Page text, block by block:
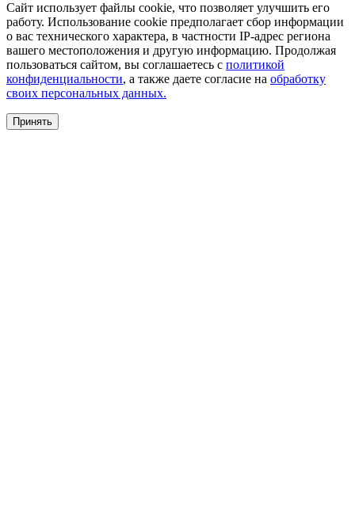
Сайт использует файлы cookie, что позволяет улучшить его
работу. Использование cookie предполагает сбор информации
о вас технического характера, в частности IP-адрес региона
вашего местоположения и другую информацию. Продолжая
пользоваться сайтом, вы соглашаетесь с политикой
конфиденциальности, а также даете согласие на обработку
своих персональных данных.
Принять